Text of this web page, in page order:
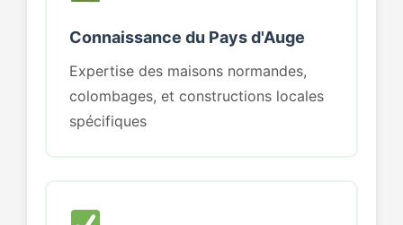
Connaissance du Pays d'Auge
Expertise des maisons normandes,
colombages, et constructions locales
spécifiques